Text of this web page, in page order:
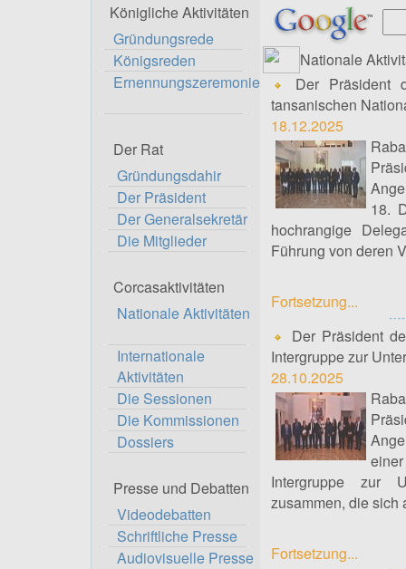
Königliche Aktivitäten
Gründungsrede
Königsreden
Ernennungszeremonie
Der Rat
Gründungsdahir
Der Präsident
Der Generalsekretär
Die Mitglieder
Corcasaktivitäten
Nationale Aktivitäten
Internationale
Aktivitäten
Die Sessionen
Die Kommissionen
Dossiers
Presse und Debatten
Videodebatten
Schriftliche Presse
Audiovisuelle Presse
Nationale
Der Präsident
tansanischen
18.12.2025
18.
hochrangige
Führung von deren
Fortsetzung...
Der Präsident
Intergruppe zur
28.10.2025
Intergruppe zur
zusammen, die sich
Fortsetzung...